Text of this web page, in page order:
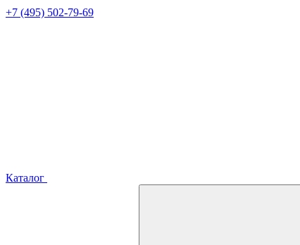
+7 (495) 502-79-69
Каталог